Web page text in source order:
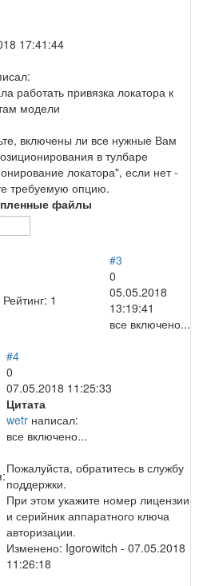
17:41:44
работать привязка локатора к
модели
включены ли все нужные Вам
в тулбаре
локатора", если нет -
требуемую опцию.
файлы
Рейтинг: 1
#3
0
05.05.2018
13:19:41
все включено...
#4
0
07.05.2018 11:25:33
Цитата
wetr написал:
все включено...
Пожалуйста, обратитесь в службу
поддержки.
При этом укажите номер лицензии
и серийник аппаратного ключа
авторизации.
Изменено: Igorowitch - 07.05.2018
11:26:18